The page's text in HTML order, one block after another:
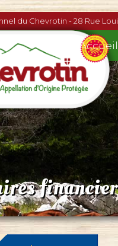
du Chevrotin - 28 Rue
Accueil
financier